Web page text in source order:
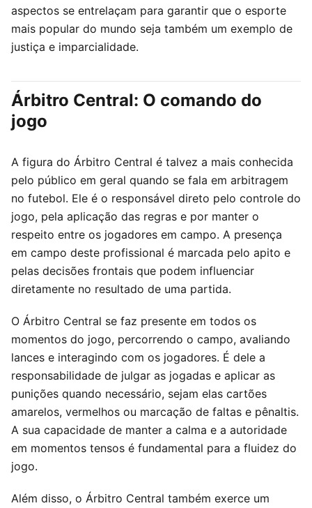
aspectos se entrelaçam para garantir que o esporte
mais popular do mundo seja também um exemplo de
justiça e imparcialidade.
Árbitro Central: O comando do
jogo
A figura do Árbitro Central é talvez a mais conhecida
pelo público em geral quando se fala em arbitragem
no futebol. Ele é o responsável direto pelo controle do
jogo, pela aplicação das regras e por manter o
respeito entre os jogadores em campo. A presença
em campo deste profissional é marcada pelo apito e
pelas decisões frontais que podem influenciar
diretamente no resultado de uma partida.
O Árbitro Central se faz presente em todos os
momentos do jogo, percorrendo o campo, avaliando
lances e interagindo com os jogadores. É dele a
responsabilidade de julgar as jogadas e aplicar as
punições quando necessário, sejam elas cartões
amarelos, vermelhos ou marcação de faltas e pênaltis.
A sua capacidade de manter a calma e a autoridade
em momentos tensos é fundamental para a fluidez do
jogo.
Além disso, o Árbitro Central também exerce um